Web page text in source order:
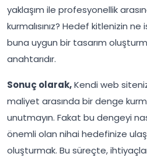
yaklaşım ile profesyonellik
kurmalısınız? Hedef kitlenizin
buna uygun bir tasarım
anahtarıdır.
Sonuç olarak,Kendi web
maliyet arasında bir denge
unutmayın. Fakat bu dengeyi
önemli olan nihai hedefinize
oluşturmak. Bu süreçte,